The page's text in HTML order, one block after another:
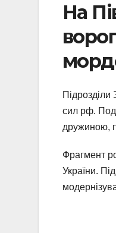
На
Підрозділи
сил рф.
дружиною,
Фрагмент
України.